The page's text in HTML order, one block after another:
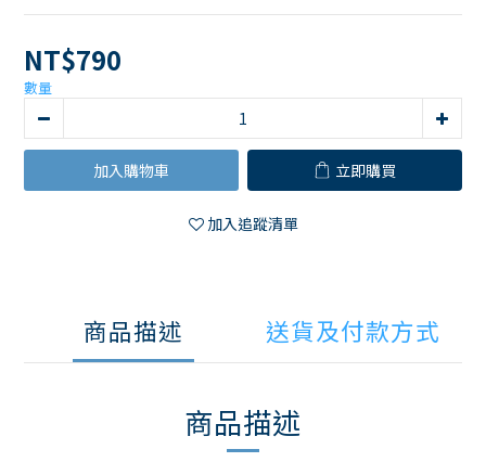
NT$790
數量
加入購物車 立即購買
加入追蹤清單
商品描述 送貨及付款方式
商品描述